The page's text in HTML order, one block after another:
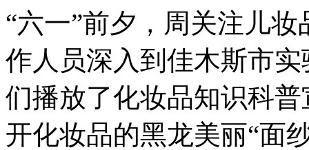
“六一”前夕，周关注儿
作人员深入到佳木斯市
们播放了化妆品知识科
开化妆品的黑龙美丽“面